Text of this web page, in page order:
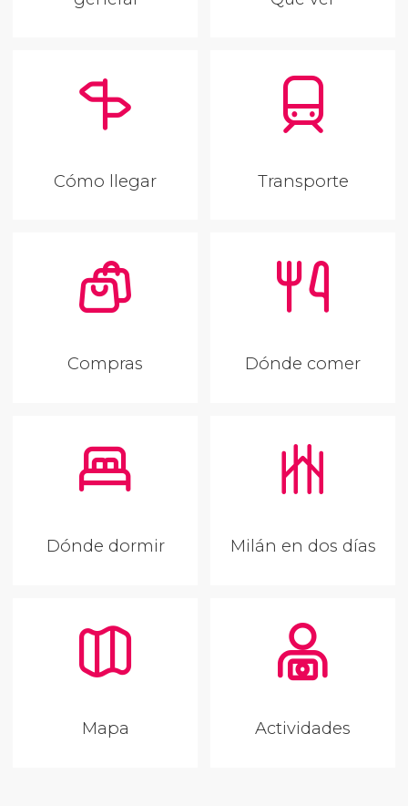
Cómo llegar Transporte
Compras Dónde comer
Dónde dormir Milán en dos días
Mapa Actividades